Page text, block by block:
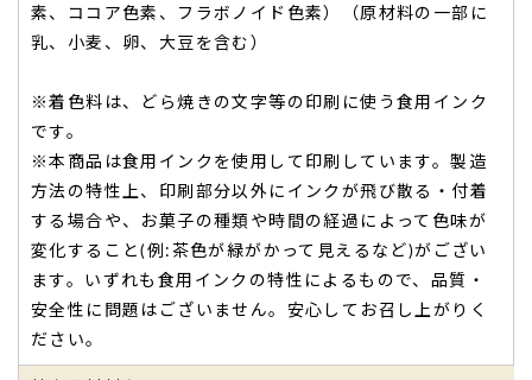
素、ココア色素、フラボノイド色素）（原材料の一部に
乳、小麦、卵、大豆を含む）
※着色料は、どら焼きの文字等の印刷に使う食用インク
です。
※本商品は食用インクを使用して印刷しています。製造
方法の特性上、印刷部分以外にインクが飛び散る・付着
する場合や、お菓子の種類や時間の経過によって色味が
変化すること(例:茶色が緑がかって見えるなど)がござい
ます。いずれも食用インクの特性によるもので、品質・
安全性に問題はございません。安心してお召し上がりく
ださい。